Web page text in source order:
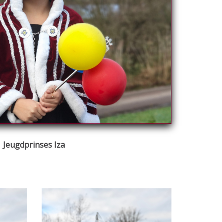
Jeugdprinses Iza